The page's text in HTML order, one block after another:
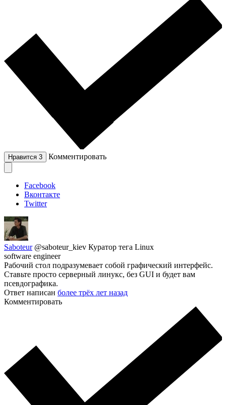
Нравится 3 Комментировать
Facebook
Вконтакте
Twitter
Saboteur @saboteur_kiev Куратор тега Linux
software engineer
Рабочий стол подразумевает собой графический интерфейс.
Ставьте просто серверный линукс, без GUI и будет вам
псевдографика.
Ответ написан более трёх лет назад
Комментировать